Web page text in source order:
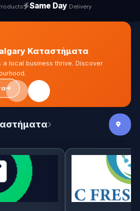
Same Day Delivery
Καταστήματα
a local business thrive. Discover